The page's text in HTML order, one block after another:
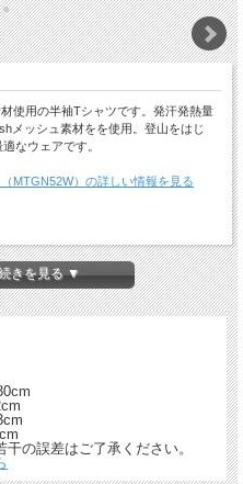
使用の半袖Tシャツです。発汗発熱量
メッシュ素材をを使用。登山をはじ
なウェアです。
MTGN52W）の詳しい情報を見る
で完売になる場合がございます。
きを見る ▼
の誤差はご了承ください。